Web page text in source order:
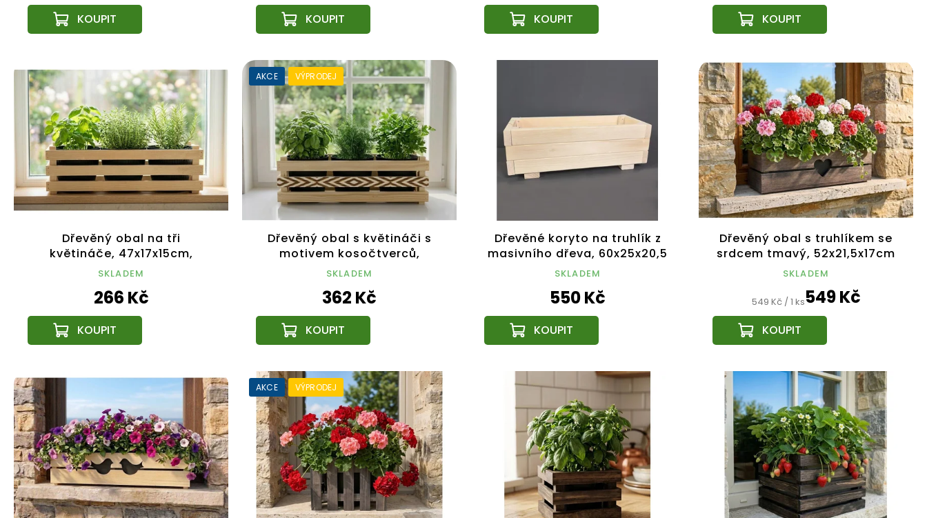
Dřevěný obal na tři
květináče, 47x17x15cm,
dřevěný květináč
SKLADEM
266 Kč
AKCE VÝPRODEJ
Dřevěný obal s květináči s
motivem kosočtverců,
47x17x15cm Český výrobek
SKLADEM
362 Kč
Dřevěné koryto na truhlík z
masivního dřeva, 60x25x20,5
cm
SKLADEM
550 Kč
Dřevěný obal s truhlíkem se
srdcem tmavý, 52x21,5x17cm
Český výrobek
SKLADEM
549 Kč
Měrná
cena:
549 Kč / 1 ks
AKCE VÝPRODEJ